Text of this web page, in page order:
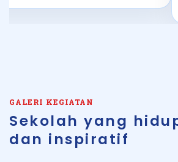
KIMIA
GALERI KEGIATAN
Sekolah yang
dan inspiratif